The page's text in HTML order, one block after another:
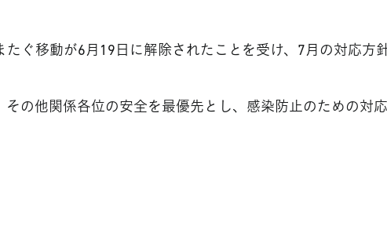
ぐ移動が6月19日に解除されたことを受け、7月の対応方
の他関係各位の安全を最優先とし、感染防止のための対